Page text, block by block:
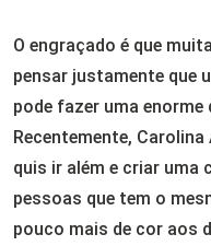
O engraçado é que
pensar justamente que
pode fazer uma enorme
Recentemente,
quis ir além e criar uma
pessoas que tem o
pouco mais de cor aos